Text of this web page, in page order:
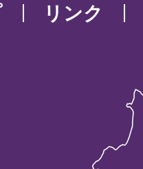
リンク